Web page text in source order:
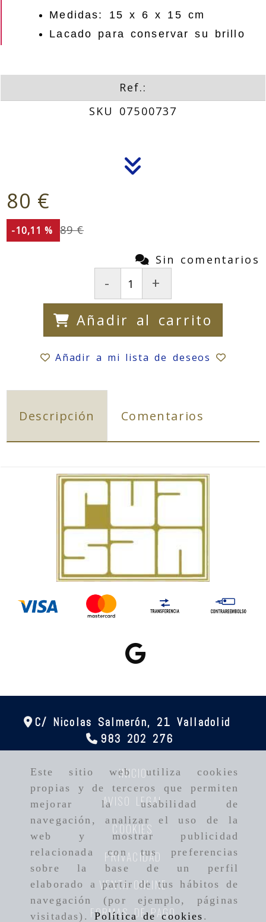
Este sitio web utiliza cookies
propias y de terceros que permiten
mejorar la usabilidad de
navegación, analizar el uso de la
web y mostrar publicidad
relacionada con tus preferencias
sobre la base de un perfil
elaborado a partir de tus hábitos de
navegación (por ejemplo, páginas
visitadas).Política de cookies .
Medidas: 15 x 6 x 15 cm
Lacado para conservar su brillo
Ref.:
SKU 07500737
80 €
-10,11 % 89 €
Sin comentarios
-
+
Añadir al carrito
Añadir a mi lista de deseos
Descripción Comentarios
C/ Nicolas Salmerón, 21 Valladolid
983 202 276
INICIO
AVISO LEGAL
COOKIES
PRIVACIDAD
VENTA ONLINE
FORMAS DE PAGO